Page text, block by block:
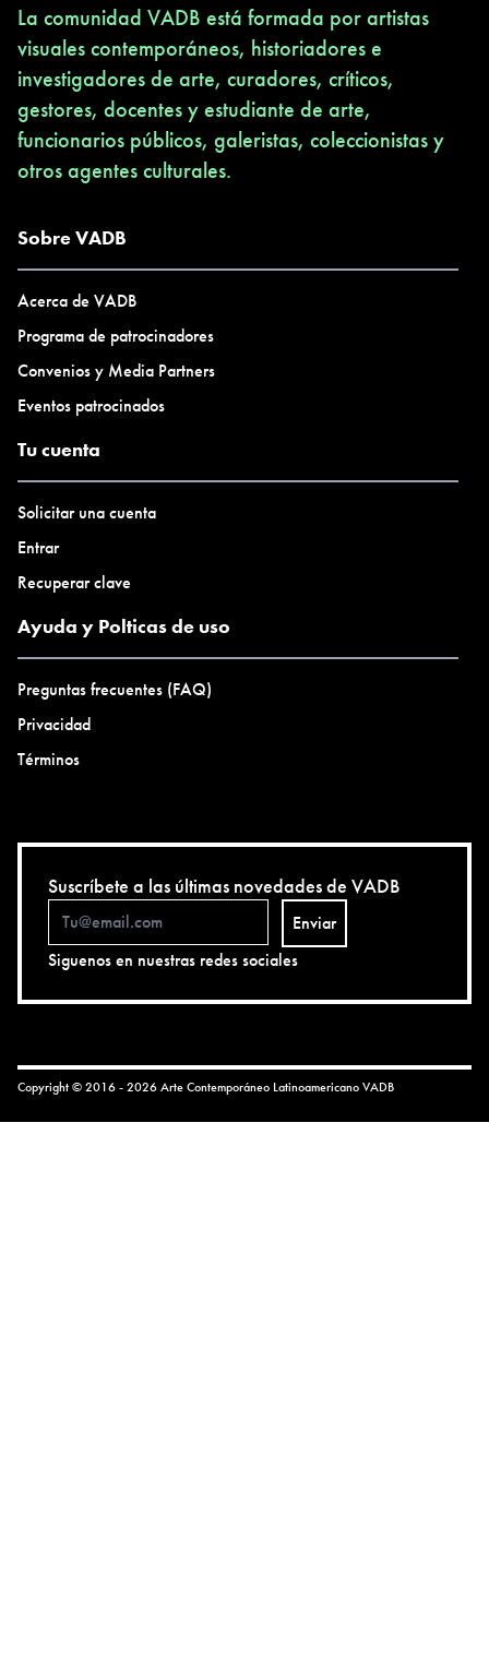
La comunidad VADB está formada por artistas
visuales contemporáneos, historiadores e
investigadores de arte, curadores, críticos,
gestores, docentes y estudiante de arte,
funcionarios públicos, galeristas, coleccionistas y
otros agentes culturales.
Sobre VADB
Acerca de VADB
Programa de patrocinadores
Convenios y Media Partners
Eventos patrocinados
Tu cuenta
Solicitar una cuenta
Entrar
Recuperar clave
Ayuda y Polticas de uso
Preguntas frecuentes (FAQ)
Privacidad
Términos
Suscríbete a las últimas novedades de VADB
Enviar
Siguenos en nuestras redes sociales
Copyright © 2016 - 2026 Arte Contemporáneo LatinoamericanoVADB